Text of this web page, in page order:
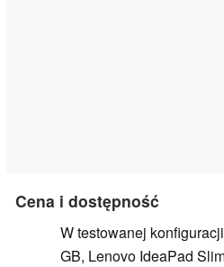
Cena i dostępność
W testowanej
GB, Lenovo IdeaPad